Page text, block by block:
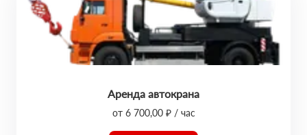
Аренда автокрана
от 6 700,00 ₽ / час